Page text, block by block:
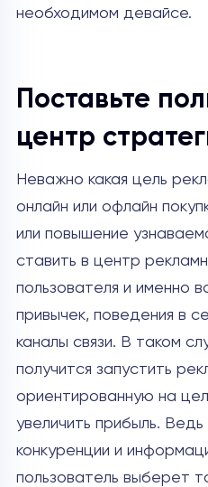
необходимом девайсе.
Поставьте
центр
Неважно какая цель
онлайн или офлайн
или повышение
ставить в центр
пользователя и именно
привычек, поведения в
каналы связи. В таком
получится запустить
ориентированную на
увеличить прибыль. Ведь
конкуренции и
пользователь выберет